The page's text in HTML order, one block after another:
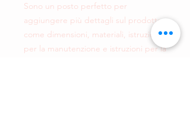
Sono un posto perfetto per
aggiungere più dettagli sul prodotto,
come dimensioni, materiali, istruzioni
per la manutenzione e istruzioni per la